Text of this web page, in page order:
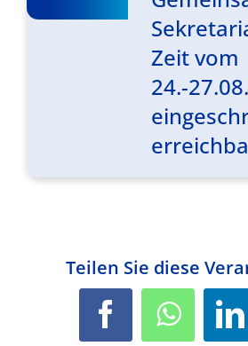
Zeit vom
24.-
Teilen Sie diese
Facebook WhatsApp